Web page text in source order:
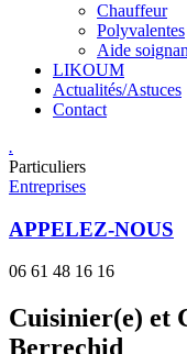
Chauffeur
Polyvalentes
Aide
LIKOUM
Actualités/Astuces
Contact
.
Particuliers
Entreprises
APPELEZ-NOUS
06 61 48 16 16
Cuisinier(e) et
Berrechid